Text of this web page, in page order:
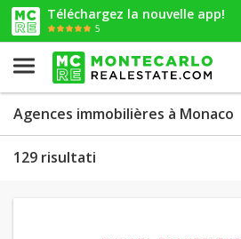
Téléchargez la nouvelle app!
5
Agences immobilières à Monaco
129 risultati